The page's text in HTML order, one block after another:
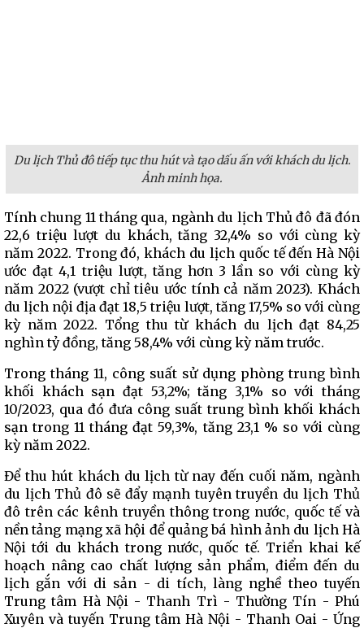
Du lịch Thủ đô tiếp tục thu hút và tạo dấu ấn với khách du lịch.
Ảnh minh họa.
Tính chung 11 tháng qua, ngành du lịch Thủ đô đã đón
22,6 triệu lượt du khách, tăng 32,4% so với cùng kỳ
năm 2022. Trong đó, khách du lịch quốc tế đến Hà Nội
ước đạt 4,1 triệu lượt, tăng hơn 3 lần so với cùng kỳ
năm 2022 (vượt chỉ tiêu ước tính cả năm 2023). Khách
du lịch nội địa đạt 18,5 triệu lượt, tăng 17,5% so với cùng
kỳ năm 2022. Tổng thu từ khách du lịch đạt 84,25
nghìn tỷ đồng, tăng 58,4% với cùng kỳ năm trước.
Trong tháng 11, công suất sử dụng phòng trung bình
khối khách sạn đạt 53,2%; tăng 3,1% so với tháng
10/2023, qua đó đưa công suất trung bình khối khách
sạn trong 11 tháng đạt 59,3%, tăng 23,1 % so với cùng
kỳ năm 2022.
Để thu hút khách du lịch từ nay đến cuối năm, ngành
du lịch Thủ đô sẽ đẩy mạnh tuyên truyền du lịch Thủ
đô trên các kênh truyền thông trong nước, quốc tế và
nền tảng mạng xã hội để quảng bá hình ảnh du lịch Hà
Nội tới du khách trong nước, quốc tế. Triển khai kế
hoạch nâng cao chất lượng sản phẩm, điểm đến du
lịch gắn với di sản - di tích, làng nghề theo tuyến
Trung tâm Hà Nội - Thanh Trì - Thường Tín - Phú
Xuyên và tuyến Trung tâm Hà Nội - Thanh Oai - Ứng